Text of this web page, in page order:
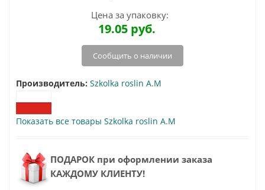
Цена за упаковку:
19.05руб.
Сообщить о наличии
Производитель: Szkolka roslin A.M
Показать все товары Szkolka roslin A.M
ПОДАРОК при оформлении заказа
КАЖДОМУ КЛИЕНТУ!